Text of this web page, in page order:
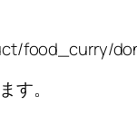
food_curry/
す。